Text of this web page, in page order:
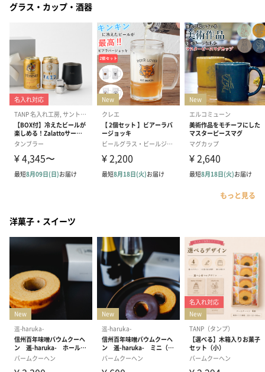
グラス・カップ・酒器
もっと見る
洋菓子・スイーツ